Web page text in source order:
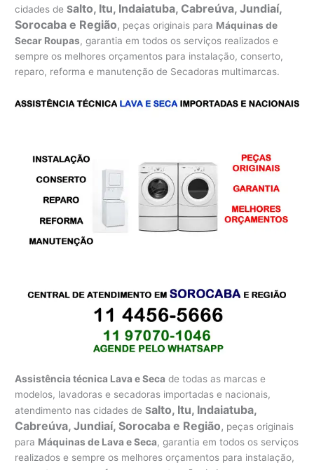
cidades deSalto, Itu, Indaiatuba, Cabreúva, Jundiaí,
Sorocaba e Região, peças originais para Máquinas de
Secar Roupas, garantia em todos os serviços realizados e
sempre os melhores orçamentos para instalação, conserto,
reparo, reforma e manutenção de Secadoras multimarcas.
Assistência técnica Lava e Seca de todas as marcas e
modelos, lavadoras e secadoras importadas e nacionais,
atendimento nas cidades deSalto, Itu, Indaiatuba,
Cabreúva, Jundiaí, Sorocaba e Região, peças originais
para Máquinas de Lava e Seca, garantia em todos os serviços
realizados e sempre os melhores orçamentos para instalação,